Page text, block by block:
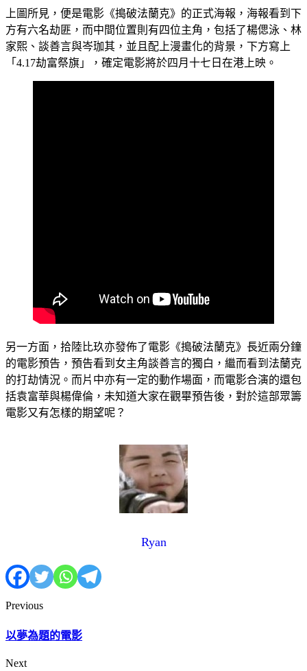
上圖所見，便是電影《搗破法蘭克》的正式海報，海報看到下
方有六名劫匪，而中間位置則有四位主角，包括了楊偲泳、林
家熙、談善言與岑珈其，並且配上漫畫化的背景，下方寫上
「4.17劫富祭旗」，確定電影將於四月十七日在港上映。
另一方面，拾陸比玖亦發佈了電影《搗破法蘭克》長近兩分鐘
的電影預告，預告看到女主角談善言的獨白，繼而看到法蘭克
的打劫情況。而片中亦有一定的動作場面，而電影合演的還包
括袁富華與楊偉倫，未知道大家在觀畢預告後，對於這部眾籌
電影又有怎樣的期望呢？
Ryan
Previous
以夢為題的電影
Next